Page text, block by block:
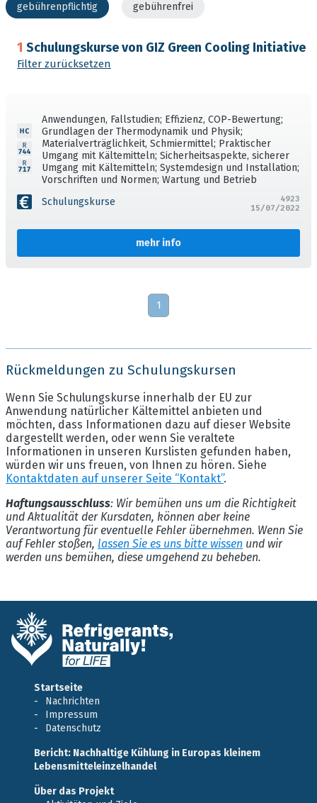
gebührenpflichtig gebührenfrei
1 Schulungskurse von GIZ Green Cooling Initiative
Filter zurücksetzen
Anwendungen, Fallstudien; Effizienz, COP-Bewertung;
Grundlagen der Thermodynamik und Physik;
Materialverträglichkeit, Schmiermittel; Praktischer
Umgang mit Kältemitteln; Sicherheitsaspekte, sicherer
Umgang mit Kältemitteln; Systemdesign und Installation;
Vorschriften und Normen; Wartung und Betrieb
Schulungskurse
mehr info
4923
15/07/2022
1
Rückmeldungen zu Schulungskursen
Wenn Sie Schulungskurse innerhalb der EU zur
Anwendung natürlicher Kältemittel anbieten und
möchten, dass Informationen dazu auf dieser Website
dargestellt werden, oder wenn Sie veraltete
Informationen in unseren Kurslisten gefunden haben,
würden wir uns freuen, von Ihnen zu hören. Siehe
Kontaktdaten auf unserer Seite “Kontakt”.
Haftungsausschluss: Wir bemühen uns um die Richtigkeit
und Aktualität der Kursdaten, können aber keine
Verantwortung für eventuelle Fehler übernehmen. Wenn Sie
auf Fehler stoßen, lassen Sie es uns bitte wissen und wir
werden uns bemühen, diese umgehend zu beheben.
Startseite
Nachrichten
Impressum
Datenschutz
Bericht: Nachhaltige Kühlung in Europas kleinem
Lebensmitteleinzelhandel
Über das Projekt